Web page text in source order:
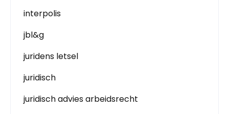
interpolis
jbl&g
juridens letsel
juridisch
juridisch advies arbeidsrecht